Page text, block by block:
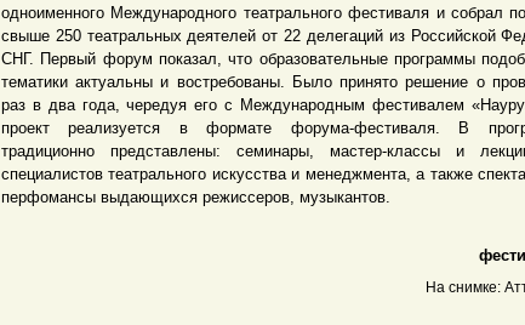
одноименного Международного театрального фестиваля и собрал
свыше 250 театральных деятелей от 22 делегаций из Российской
СНГ. Первый форум показал, что образовательные программы
тематики актуальны и востребованы. Было принято решение о
раз в два года, чередуя его с Международным фестивалем
проект реализуется в формате форума-фестиваля. В
традиционно представлены: семинары, мастер-классы и
специалистов театрального искусства и менеджмента, а также
перфомансы выдающихся режиссеров, музыкантов.
На снимке: